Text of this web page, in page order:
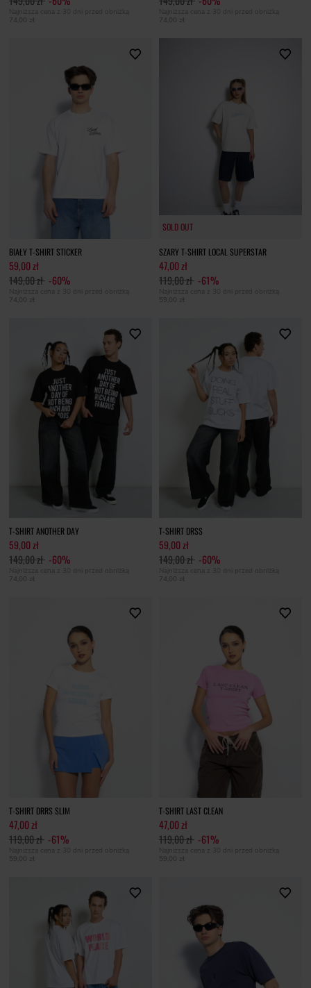
Najniższa cena z 30 dni przed obniżką
74,00 zł
Najniższa cena z 30 dni przed obniżką
74,00 zł
BIAŁY T-SHIRT STICKER
59,00 zł
149,00 zł -60%
Najniższa cena z 30 dni przed obniżką
74,00 zł
SOLD OUT
SOLD OUT
SZARY T-SHIRT LOCAL SUPERSTAR
47,00 zł
119,00 zł -61%
Najniższa cena z 30 dni przed obniżką
59,00 zł
T-SHIRT ANOTHER DAY
59,00 zł
149,00 zł -60%
Najniższa cena z 30 dni przed obniżką
74,00 zł
T-SHIRT DRSS
59,00 zł
149,00 zł -60%
Najniższa cena z 30 dni przed obniżką
74,00 zł
T-SHIRT DRRS SLIM
47,00 zł
119,00 zł -61%
Najniższa cena z 30 dni przed obniżką
59,00 zł
T-SHIRT LAST CLEAN
47,00 zł
119,00 zł -61%
Najniższa cena z 30 dni przed obniżką
59,00 zł